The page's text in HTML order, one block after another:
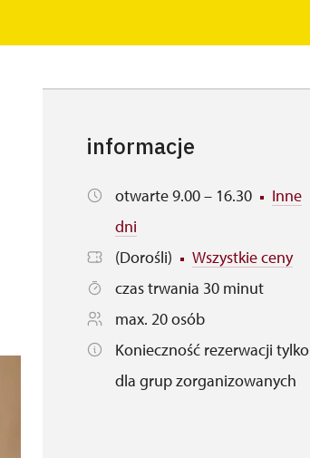
informacje
otwarte 9.00 – 16.30
Inne
dni
(Dorośli)
Wszystkie ceny
czas trwania 30 minut
max. 20 osób
Konieczność rezerwacji tylko
dla grup zorganizowanych